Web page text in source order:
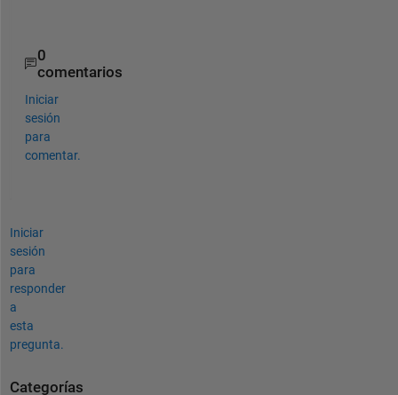
0
comentarios
Iniciar
sesión
para
comentar.
Iniciar
sesión
para
responder
a
esta
pregunta.
Categorías